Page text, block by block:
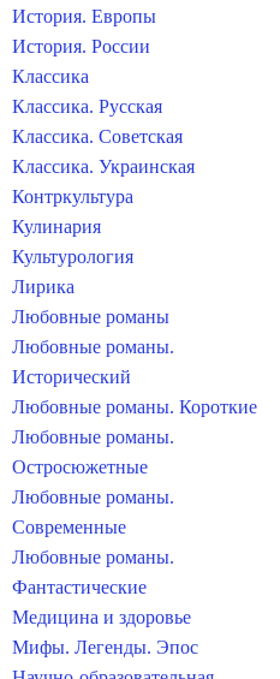
История. Европы
История. России
Классика
Классика. Русская
Классика. Советская
Классика. Украинская
Контркультура
Кулинария
Культурология
Лирика
Любовные романы
Любовные романы.
Исторический
Любовные романы. Короткие
Любовные романы.
Остросюжетные
Любовные романы.
Современные
Любовные романы.
Фантастические
Медицина и здоровье
Мифы. Легенды. Эпос